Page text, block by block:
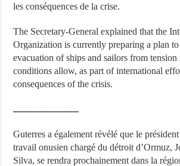
les conséquences de la crise.
The Secretary-General explained that the
Organization is currently preparing a plan to
evacuation of ships and sailors from tension
conditions allow, as part of international
consequences of the crisis.
ــــــــــــــــــــــ
Guterres a également révélé que le
travail onusien chargé du détroit d’Ormuz,
Silva, se rendra prochainement dans la